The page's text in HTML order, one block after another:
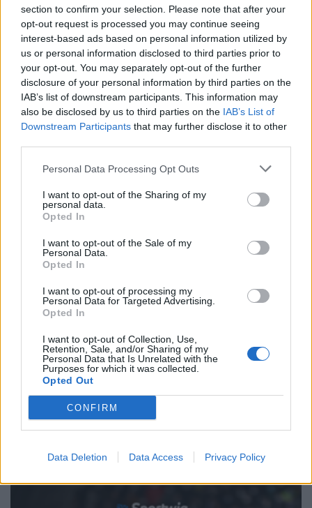
section to confirm your selection. Please note that after your
opt-out request is processed you may continue seeing
interest-based ads based on personal information utilized by
us or personal information disclosed to third parties prior to
your opt-out. You may separately opt-out of the further
disclosure of your personal information by third parties on the
IAB’s list of downstream participants. This information may
also be disclosed by us to third parties on the IAB’s List of
Downstream Participants that may further disclose it to other
Personal Data Processing Opt Outs
I want to opt-out of the Sharing of my
personal data.
Opted In
I want to opt-out of the Sale of my
Personal Data.
Opted In
I want to opt-out of processing my
Personal Data for Targeted Advertising.
Opted In
I want to opt-out of Collection, Use,
Retention, Sale, and/or Sharing of my
Personal Data that Is Unrelated with the
Purposes for which it was collected.
Opted Out
CONFIRM
Data Deletion Data Access Privacy Policy
meta ogni 94 minuti
Redazione / 27.01.2026 08:05
PREMIERSHIP
Todaro e Fischetti show in Prem:
Doppiette e campioni d'inverno video
Redazione / 04.01.2026 10:42
Prem: sei azzurri partono titolari,
PREMIERSHIP
Varney: meta con Exeter nella vittoria
Redazione / 29.12.2025 11:23
1 2 4
Pagina 1 di 31